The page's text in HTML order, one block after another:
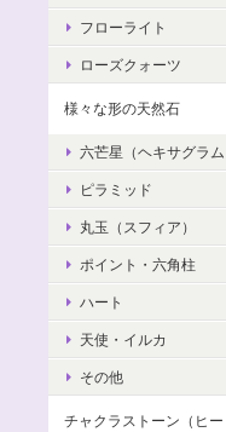
フローライト
ローズクォーツ
様々な形の天然石
六芒星（ヘキサグラム
ピラミッド
丸玉（スフィア）
ポイント・六角柱
ハート
天使・イルカ
その他
チャクラストーン（ヒー